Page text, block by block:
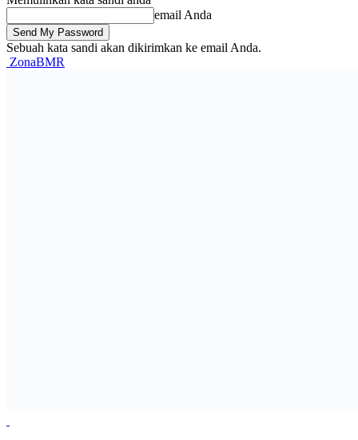
email Anda
Sebuah kata sandi akan dikirimkan ke email Anda.
ZonaBMR